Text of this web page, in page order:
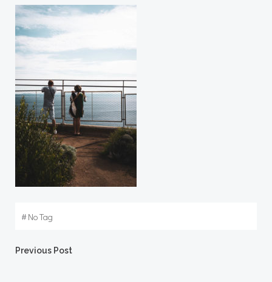
#No Tag
Post
Previous Post